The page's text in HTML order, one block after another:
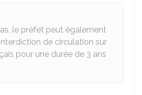
le préfet peut également
de circulation sur
pour une durée de 3 ans